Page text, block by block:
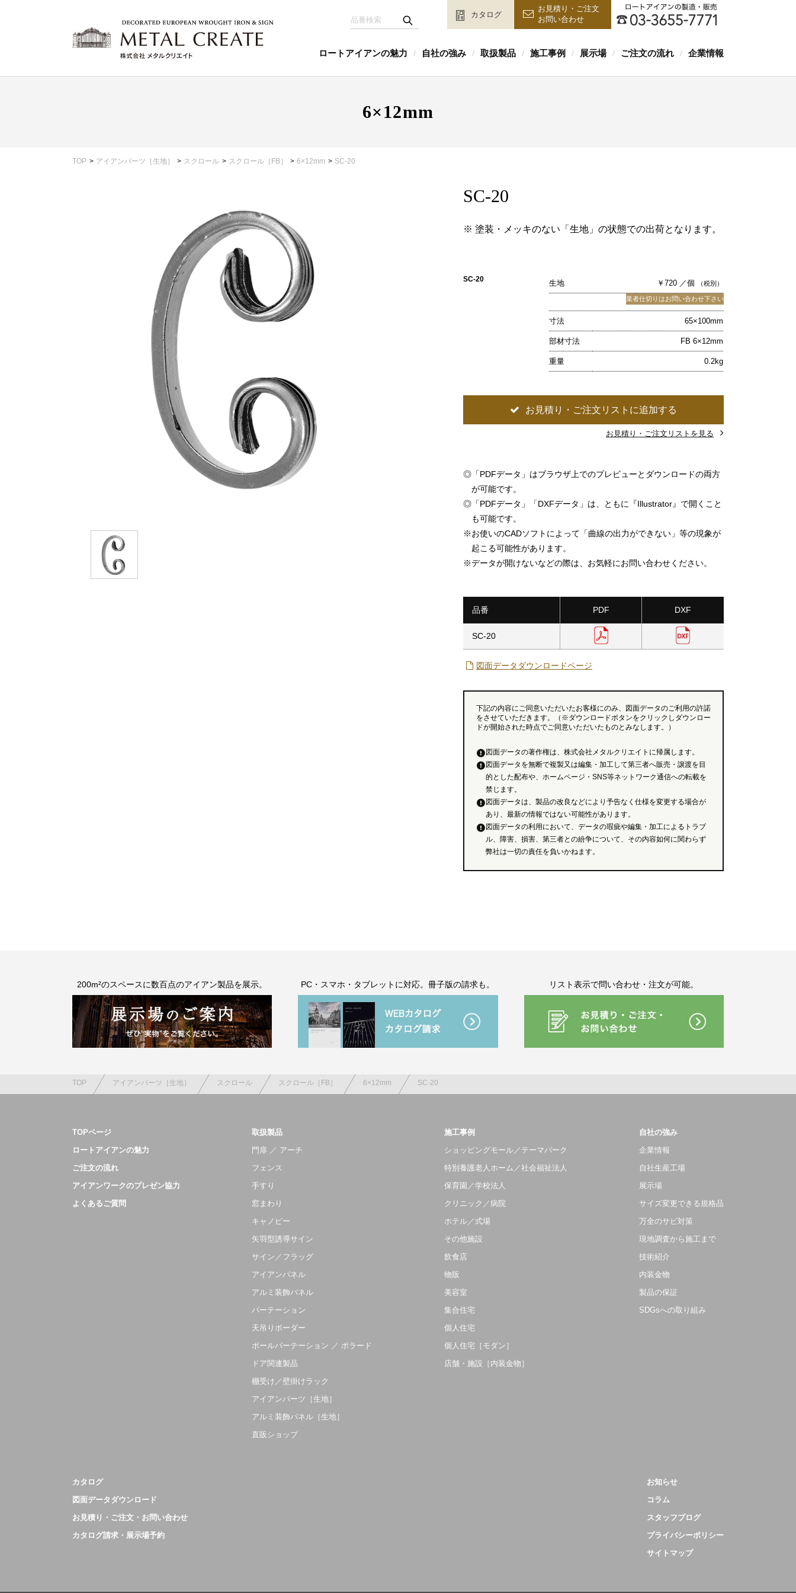
カタログ
お見積り・ご注文
お問い合わせ
ロートアイアンの魅力 / 自社の強み / 取扱製品 / 施工事例 / 展示場 / ご注文の流れ / 企業情報
6×12mm
TOP アイアンパーツ［生地］ スクロール スクロール［FB］ 6×12mm SC-20
SC-20
※ 塗装・メッキのない「生地」の状態での出荷となります。
SC-20 生地 ￥720 ／個 （税別）
業者仕切りはお問い合わせ下さい
寸法 65×100mm
部材寸法 FB 6×12mm
重量 0.2kg
お見積り・ご注文リストに追加する
お見積り・ご注文リストを見る
◎ 「PDFデータ」はブラウザ上でのプレビューとダウンロードの両方
が可能です。
◎ 「PDFデータ」「DXFデータ」は、ともに『Illustrator』で開くこと
も可能です。
※お使いのCADソフトによって「曲線の出力ができない」等の現象が
起こる可能性があります。
※データが開けないなどの際は、お気軽にお問い合わせください。
品番 PDF DXF
SC-20
図面データダウンロードページ
下記の内容にご同意いただいたお客様にのみ、図面データのご利用の許諾
をさせていただきます。（※ダウンロードボタンをクリックしダウンロー
ドが開始された時点でご同意いただいたものとみなします。）
図面データの著作権は、株式会社メタルクリエイトに帰属します。
図面データを無断で複製又は編集・加工して第三者へ販売・譲渡を目
的とした配布や、ホームページ・SNS等ネットワーク通信への転載を
禁じます。
図面データは、製品の改良などにより予告なく仕様を変更する場合が
あり、最新の情報ではない可能性があります。
図面データの利用において、データの瑕疵や編集・加工によるトラブ
ル、障害、損害、第三者との紛争について、その内容如何に関わらず
弊社は一切の責任を負いかねます。
200m²のスペースに数百点のアイアン製品を展示。 PC・スマホ・タブレットに対応。冊子版の請求も。 リスト表示で問い合わせ・注文が可能。
TOP アイアンパーツ［生地］ スクロール スクロール［FB］ 6×12mm SC-20
TOPページ
ロートアイアンの魅力
ご注文の流れ
アイアンワークのプレゼン協力
よくあるご質問
取扱製品
門扉 ／ アーチ
フェンス
手すり
窓まわり
キャノピー
矢羽型誘導サイン
サイン／フラッグ
アイアンパネル
アルミ装飾パネル
パーテーション
天吊りボーダー
ポールパーテーション ／ ボラード
ドア関連製品
棚受け／壁掛けラック
アイアンパーツ［生地］
アルミ装飾パネル［生地］
直販ショップ
施工事例
ショッピングモール／テーマパーク
特別養護老人ホーム／社会福祉法人
保育園／学校法人
クリニック／病院
ホテル／式場
その他施設
飲食店
物販
美容室
集合住宅
個人住宅
個人住宅［モダン］
店舗・施設［内装金物］
自社の強み
企業情報
自社生産工場
展示場
サイズ変更できる規格品
万全のサビ対策
現地調査から施工まで
技術紹介
内装金物
製品の保証
SDGsへの取り組み
カタログ
図面データダウンロード
お見積り・ご注文・お問い合わせ
カタログ請求・展示場予約
お知らせ
コラム
スタッフブログ
プライバシーポリシー
サイトマップ